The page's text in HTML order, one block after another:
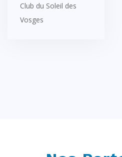
Club du Soleil des
Vosges